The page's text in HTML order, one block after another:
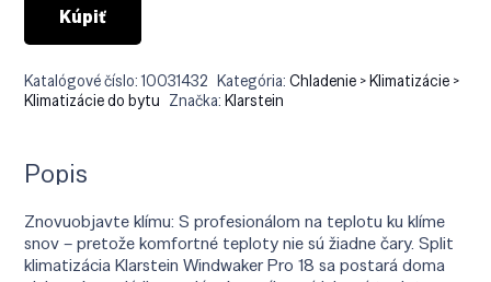
Kúpiť
Katalógové číslo:10031432 Kategória:Chladenie > Klimatizácie >
Klimatizácie do bytu Značka:Klarstein
Popis
Znovuobjavte klímu: S profesionálom na teplotu ku klíme
snov – pretože komfortné teploty nie sú žiadne čary. Split
klimatizácia Klarstein Windwaker Pro 18 sa postará doma